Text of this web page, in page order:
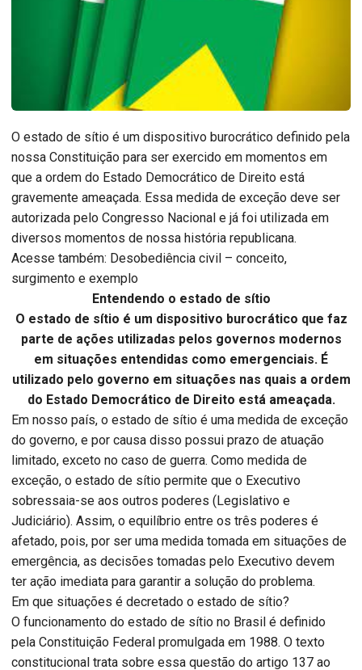
O estado de sítio é um dispositivo burocrático definido pela
nossa Constituição para ser exercido em momentos em
que a ordem do Estado Democrático de Direito está
gravemente ameaçada. Essa medida de exceção deve ser
autorizada pelo Congresso Nacional e já foi utilizada em
diversos momentos de nossa história republicana.
Acesse também: Desobediência civil – conceito,
surgimento e exemplo
Entendendo o estado de sítio
O estado de sítio é um dispositivo burocrático que faz
parte de ações utilizadas pelos governos modernos
em situações entendidas como emergenciais. É
utilizado pelo governo em situações nas quais a ordem
do Estado Democrático de Direito está ameaçada.
Em nosso país, o estado de sítio é uma medida de exceção
do governo, e por causa disso possui prazo de atuação
limitado, exceto no caso de guerra. Como medida de
exceção, o estado de sítio permite que o Executivo
sobressaia-se aos outros poderes (Legislativo e
Judiciário). Assim, o equilíbrio entre os três poderes é
afetado, pois, por ser uma medida tomada em situações de
emergência, as decisões tomadas pelo Executivo devem
ter ação imediata para garantir a solução do problema.
Em que situações é decretado o estado de sítio?
O funcionamento do estado de sítio no Brasil é definido
pela Constituição Federal promulgada em 1988. O texto
constitucional trata sobre essa questão do artigo 137 ao